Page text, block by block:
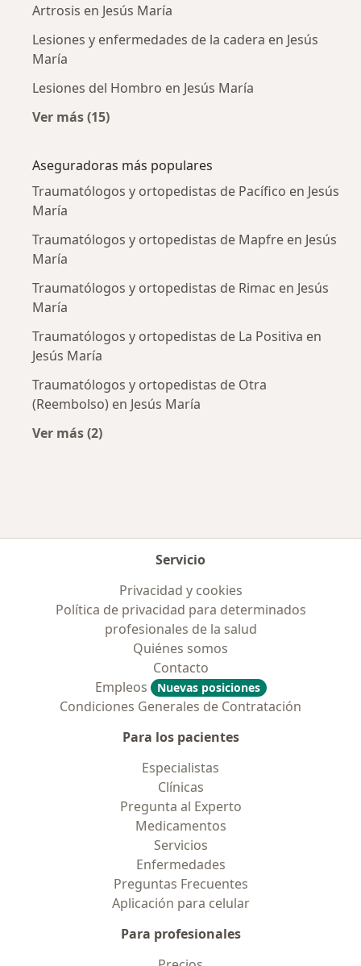
Artrosis en Jesús María
Lesiones y enfermedades de la cadera en Jesús
María
Lesiones del Hombro en Jesús María
Ver más (15)
Aseguradoras más populares
Traumatólogos y ortopedistas de Pacífico en Jesús
María
Traumatólogos y ortopedistas de Mapfre en Jesús
María
Traumatólogos y ortopedistas de Rimac en Jesús
María
Traumatólogos y ortopedistas de La Positiva en
Jesús María
Traumatólogos y ortopedistas de Otra
(Reembolso) en Jesús María
Ver más (2)
Servicio
Privacidad y cookies
Política de privacidad para determinados
profesionales de la salud
Quiénes somos
Contacto
Empleos
Nuevas posiciones
Condiciones Generales de Contratación
Para los pacientes
Especialistas
Clínicas
Pregunta al Experto
Medicamentos
Servicios
Enfermedades
Preguntas Frecuentes
Aplicación para celular
Para profesionales